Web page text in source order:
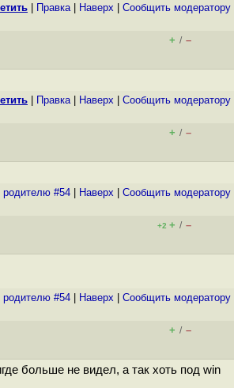
Правка| Наверх Cообщить модератору
+ / –
Правка| Наверх Cообщить модератору
+ / –
родителю #54 Наверх Cообщить модератору
+2 + / –
родителю #54 Наверх Cообщить модератору
+ / –
больше не видел, а так хоть под win